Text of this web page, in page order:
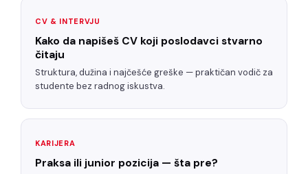
CV & INTERVJU
Kako da napišeš CV koji poslodavci stvarno
čitaju
Struktura, dužina i najčešće greške — praktičan vodič za
studente bez radnog iskustva.
KARIJERA
Praksa ili junior pozicija — šta pre?